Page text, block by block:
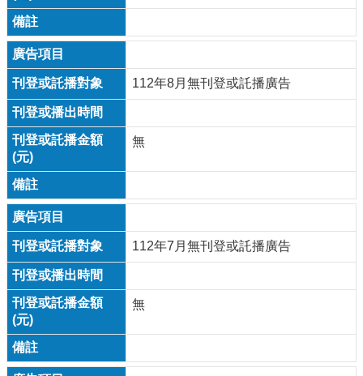
112年8月無刊登或託播廣告
無
112年7月無刊登或託播廣告
無